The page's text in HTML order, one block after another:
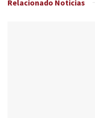
Relacionado Noticias